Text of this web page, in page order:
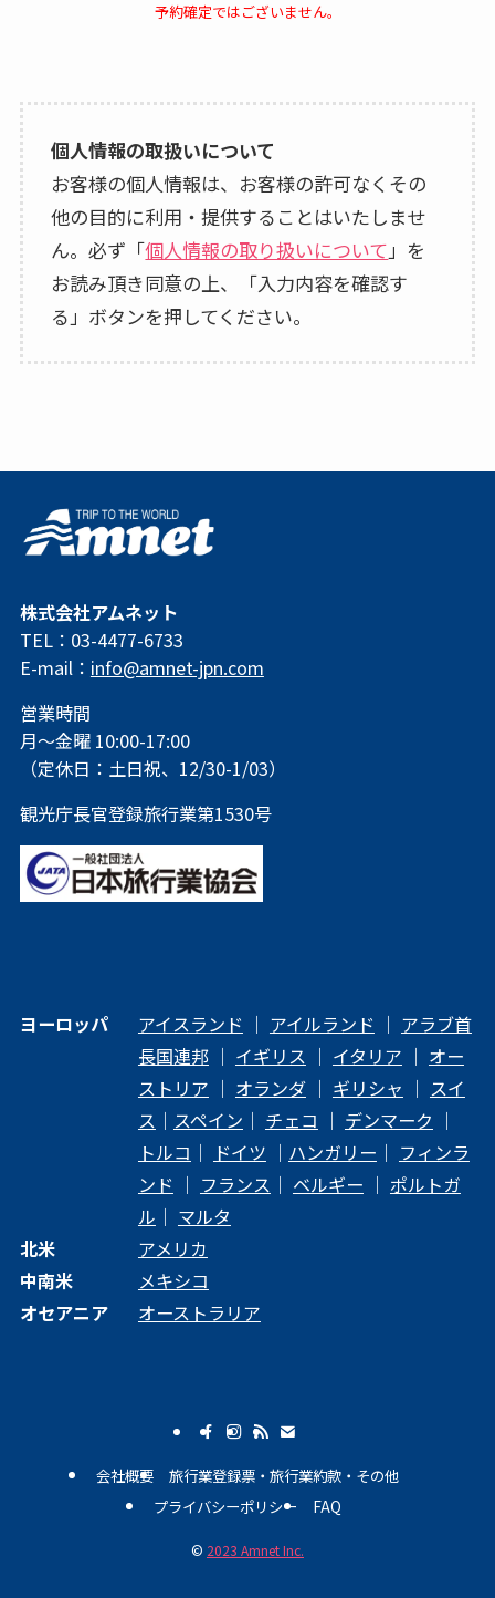
予約確定ではございません。
個人情報の取扱いについて
お客様の個人情報は、お客様の許可なくその
他の目的に利用・提供することはいたしませ
ん。必ず「個人情報の取り扱いについて 」を
お読み頂き同意の上、「入力内容を確認す
る」ボタンを押してください。
株式会社アムネット
TEL：03-4477-6733
E-mail： info@amnet-jpn.com
営業時間
月～金曜 10:00-17:00
（定休日：土日祝、12/30-1/03）
観光庁長官登録旅行業第1530号
ヨーロッパ アイスランド ｜ アイルランド ｜ アラブ首
長国連邦｜ イギリス ｜ イタリア ｜ オー
ストリア ｜ オランダ｜ ギリシャ ｜ スイ
ス ｜ スペイン ｜ チェコ ｜ デンマーク ｜
トルコ ｜ ドイツ ｜ ハンガリー ｜ フィンラ
ンド ｜ フランス ｜ ベルギー ｜ ポルトガ
ル ｜ マルタ
北米
アメリカ
中南米
メキシコ
オセアニア
オーストラリア
会社概要
旅行業登録票・旅行業約款・その他
プライバシーポリシー
FAQ
© 2023 Amnet Inc.